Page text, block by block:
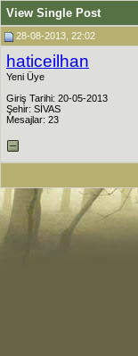
View Single Post
28-08-2013, 22:02
haticeilhan
Yeni Üye
Giriş Tarihi: 20-05-2013
Şehir: SİVAS
Mesajlar: 23